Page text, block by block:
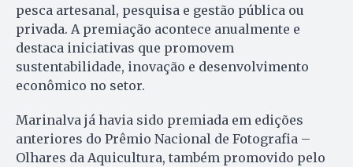
pesca artesanal, pesquisa e gestão pública ou
privada. A premiação acontece anualmente e
destaca iniciativas que promovem
sustentabilidade, inovação e desenvolvimento
econômico no setor.
Marinalva já havia sido premiada em edições
anteriores do Prêmio Nacional de Fotografia –
Olhares da Aquicultura, também promovido pelo